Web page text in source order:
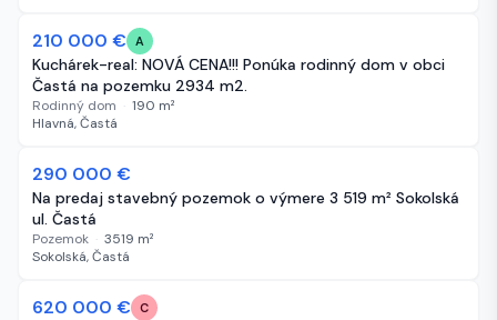
65 dní
210 000 € A
Kuchárek-real: NOVÁ CENA!!! Ponúka rodinný dom v obci
Častá na pozemku 2934 m2.
Rodinný dom · 190 m²
Hlavná, Častá
83 dní
290 000 €
Na predaj stavebný pozemok o výmere 3 519 m² Sokolská
ul. Častá
Pozemok · 3519 m²
Sokolská, Častá
105 dní
-20 000 €
620 000 € C